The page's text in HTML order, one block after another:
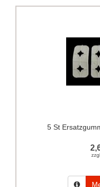
5 St
zzgl.